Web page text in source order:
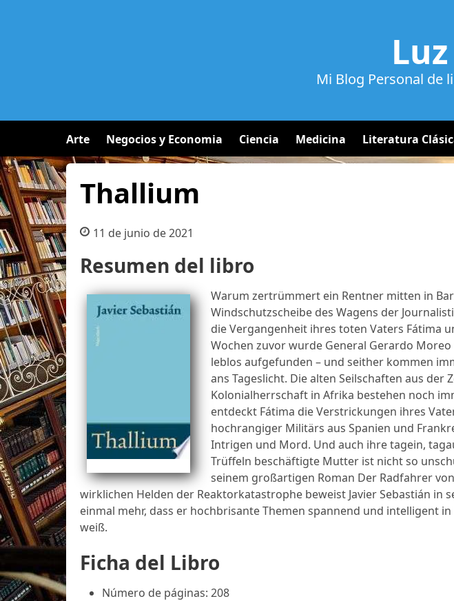
Mi Blog Personal de
Arte Negocios y Economia Ciencia Medicina Literatura
Thallium
11 de junio de 2021
Resumen del libro
Warum zertrümmert ein Rentner mitten in
Windschutzscheibe des Wagens der
die Vergangenheit ihres toten Vaters Fátima
Wochen zuvor wurde General Gerardo Moreo
leblos aufgefunden – und seither kommen
ans Tageslicht. Die alten Seilschaften aus der
Kolonialherrschaft in Afrika bestehen noch
entdeckt Fátima die Verstrickungen ihres
hochrangiger Militärs aus Spanien und
Intrigen und Mord. Und auch ihre tagein,
Trüffeln beschäftigte Mutter ist nicht so
seinem großartigen Roman Der Radfahrer
wirklichen Helden der Reaktorkatastrophe beweist Javier Sebastián in
einmal mehr, dass er hochbrisante Themen spannend und intelligent
weiß.
Ficha del Libro
Número de páginas: 208